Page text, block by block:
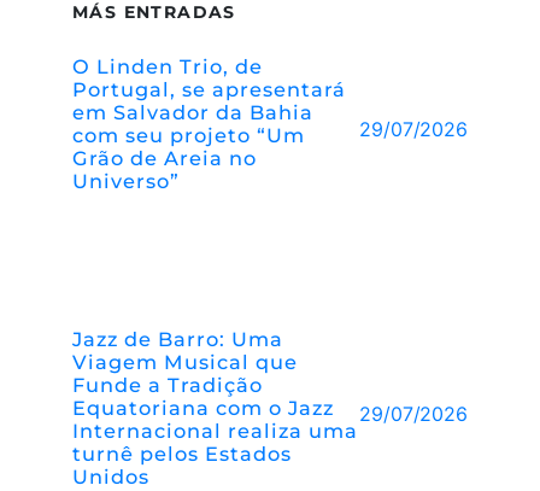
MÁS ENTRADAS
O Linden Trio, de
Portugal, se apresentará
em Salvador da Bahia
com seu projeto “Um
Grão de Areia no
Universo”
29/07/2026
Jazz de Barro: Uma
Viagem Musical que
Funde a Tradição
Equatoriana com o Jazz
Internacional realiza uma
turnê pelos Estados
Unidos
29/07/2026